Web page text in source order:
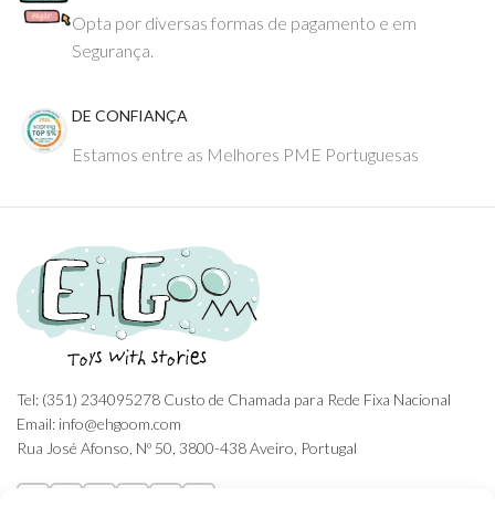
Opta por diversas formas de pagamento e em
Segurança.
DE CONFIANÇA
Estamos entre as Melhores PME Portuguesas
Tel: (351) 234095278 Custo de Chamada para Rede Fixa Nacional
Email: info@ehgoom.com
Rua José Afonso, Nº 50, 3800-438 Aveiro, Portugal